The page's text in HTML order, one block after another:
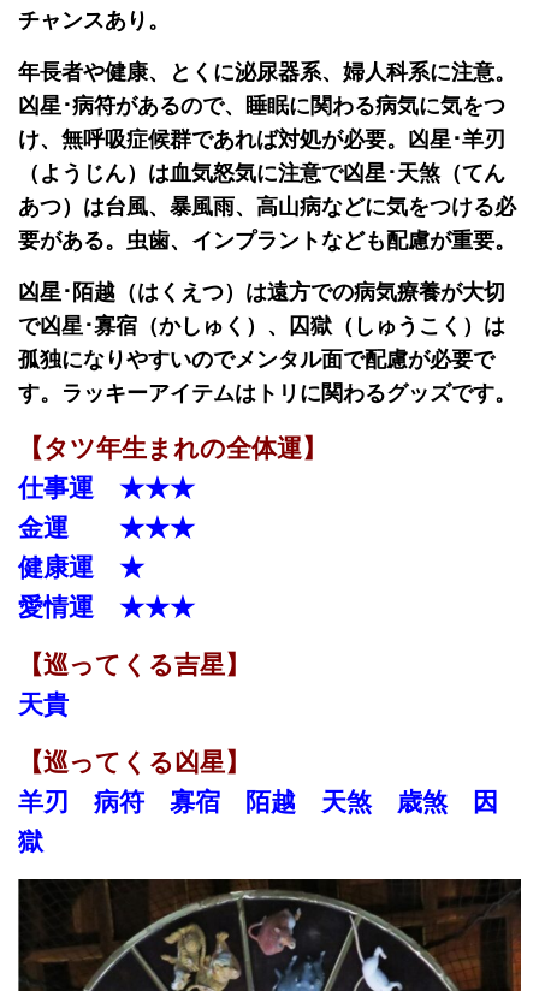
チャンスあり。
年長者や健康、とくに泌尿器系、婦人科系に注意。
凶星･病符があるので、睡眠に関わる病気に気をつ
け、無呼吸症候群であれば対処が必要。凶星･羊刃
（ようじん）は血気怒気に注意で凶星･天煞（てん
あつ）は台風、暴風雨、高山病などに気をつける必
要がある。虫歯、インプラントなども配慮が重要。
凶星･陌越（はくえつ）は遠方での病気療養が大切
で凶星･寡宿（かしゅく）、囚獄（しゅうこく）は
孤独になりやすいのでメンタル面で配慮が必要で
す。ラッキーアイテムはトリに関わるグッズです。
【タツ年生まれの全体運】
仕事運 ★★★
金運 ★★★
健康運 ★
愛情運 ★★★
【巡ってくる吉星】
天貴
【巡ってくる凶星】
羊刃 病符 寡宿 陌越 天煞 歳煞 因
獄